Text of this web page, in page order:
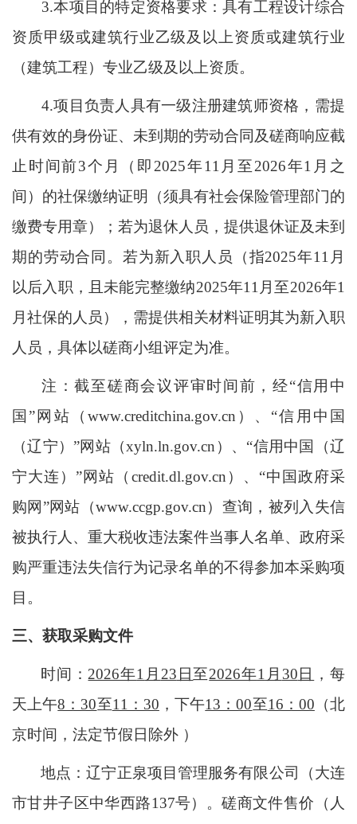
3.本项目的特定资格要求：具有工程设计综合
资质甲级或建筑行业乙级及以上资质或建筑行业
（建筑工程）专业乙级及以上资质。
4.项目负责人具有一级注册建筑师资格，需提
供有效的身份证、未到期的劳动合同及磋商响应截
止时间前3个月（即2025年11月至2026年1月之
间）的社保缴纳证明（须具有社会保险管理部门的
缴费专用章）；若为退休人员，提供退休证及未到
期的劳动合同。若为新入职人员（指2025年11月
以后入职，且未能完整缴纳2025年11月至2026年1
月社保的人员），需提供相关材料证明其为新入职
人员，具体以磋商小组评定为准。
注：截至磋商会议评审时间前，经“信用中
国”网站（www.creditchina.gov.cn）、“信用中国
（辽宁）”网站（xyln.ln.gov.cn）、“信用中国（辽
宁大连）”网站（credit.dl.gov.cn）、“中国政府采
购网”网站（www.ccgp.gov.cn）查询，被列入失信
被执行人、重大税收违法案件当事人名单、政府采
购严重违法失信行为记录名单的不得参加本采购项
目。
三、获取采购文件
时间： 2026年1 月 23 日至2026年1 月 30 日
，每
天上午8：30至11：30 ，下午13：00至16：00 （北
京时间， 法定节假日 除外 ）
地点：辽宁正泉项目管理服务有限公司（大连
市甘井子区中华西路137号）。磋商文件售价（人